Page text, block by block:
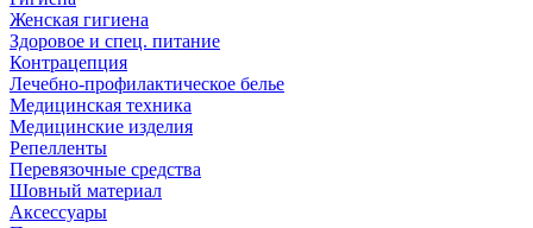
Женская гигиена
Здоровое и спец. питание
Контрацепция
Лечебно-профилактическое белье
Медицинская техника
Медицинские изделия
Репелленты
Перевязочные средства
Шовный материал
Аксессуары